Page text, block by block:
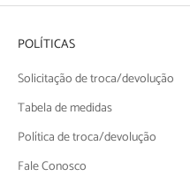
POLÍTICAS
Solicitação de troca/devolução
Tabela de medidas
Política de troca/devolução
Fale Conosco